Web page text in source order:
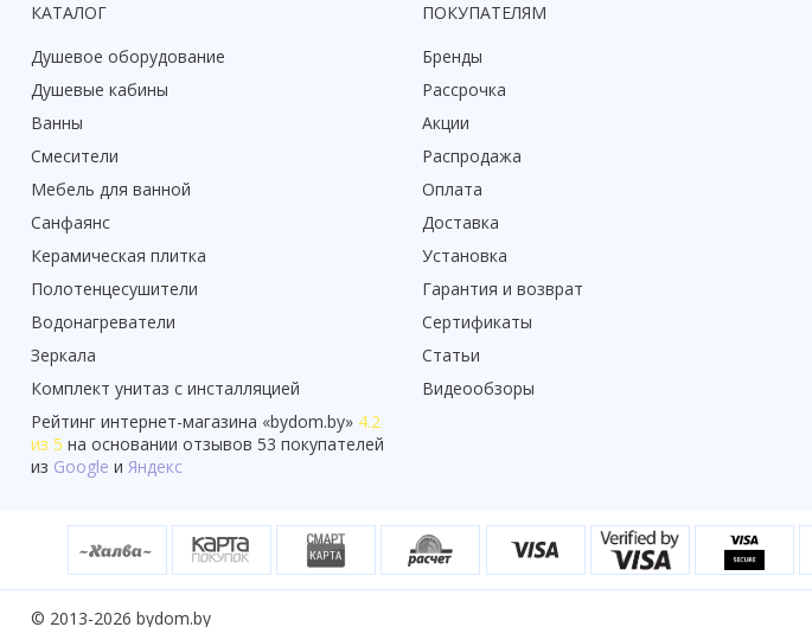
КАТАЛОГ
Душевое оборудование
Душевые кабины
Ванны
Смесители
Мебель для ванной
Санфаянс
Керамическая плитка
Полотенцесушители
Водонагреватели
Зеркала
Комплект унитаз с инсталляцией
Рейтинг интернет-магазина «bydom.by» 4.2
из 5 на основании отзывов 53 покупателей
из Google и Яндекс
ПОКУПАТЕЛЯМ
Бренды
Рассрочка
Акции
Распродажа
Оплата
Доставка
Установка
Гарантия и возврат
Сертификаты
Статьи
Видеообзоры
© 2013-2026 bydom.by